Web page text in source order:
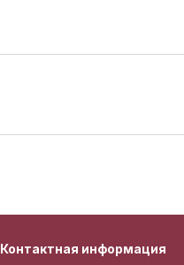
Контактная информация